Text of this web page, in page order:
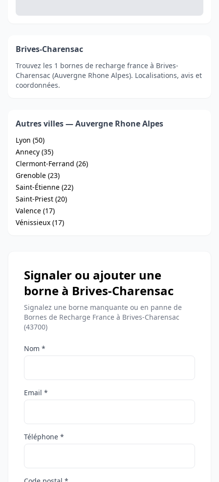
Brives-Charensac
Trouvez les 1 bornes de recharge france à Brives-
Charensac (Auvergne Rhone Alpes). Localisations, avis et
coordonnées.
Autres villes — Auvergne Rhone Alpes
Lyon (50)
Annecy (35)
Clermont-Ferrand (26)
Grenoble (23)
Saint-Étienne (22)
Saint-Priest (20)
Valence (17)
Vénissieux (17)
Signaler ou ajouter une
borne à Brives-Charensac
Signalez une borne manquante ou en panne de
Bornes de Recharge France à Brives-Charensac
(43700)
Nom *
Email *
Téléphone *